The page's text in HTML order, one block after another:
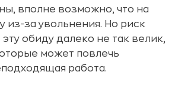
вполне возможно, что на
из-за увольнения. Но риск
эту обиду далеко не так велик,
может повлечь
работа.